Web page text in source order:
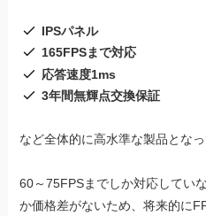
IPSパネル
165FPSまで対応
応答速度1ms
3年間無輝点交換保証
など全体的に高水準な製品となっ
60～75FPSまでしか対応してい
か価格差がないため、将来的に